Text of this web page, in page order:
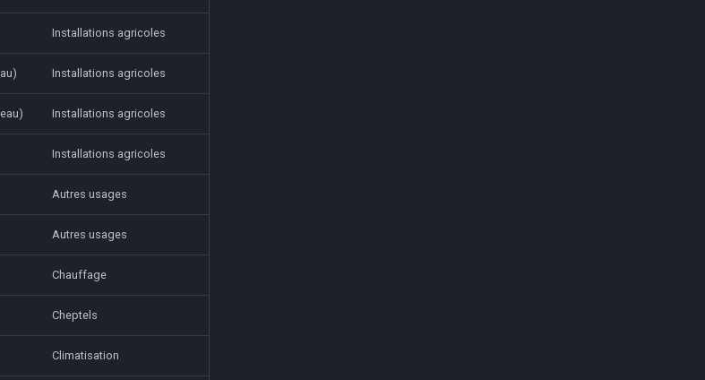
Installations agricoles
Installations agricoles
Installations agricoles
Installations agricoles
Autres usages
Autres usages
Chauffage
Cheptels
Climatisation